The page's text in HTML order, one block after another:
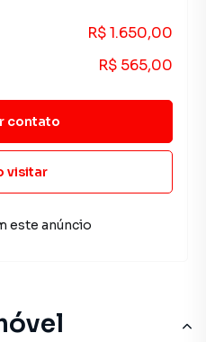
R$ 1.650,00
R$ 565,00
contato
visitar
este anúncio